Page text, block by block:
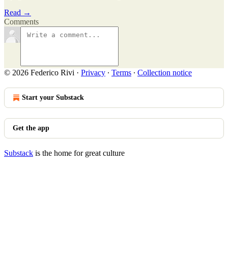
Read →
Comments
© 2026 Federico Rivi · Privacy ∙ Terms ∙ Collection notice
Start your Substack
Get the app
Substack is the home for great culture